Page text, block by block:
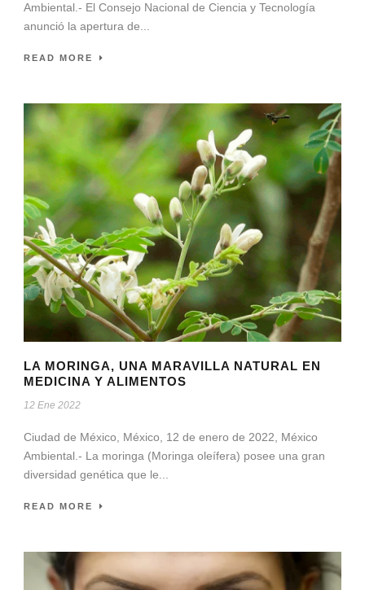
Ambiental.- El Consejo Nacional de Ciencia y Tecnología
anunció la apertura de...
READ MORE
LA MORINGA, UNA MARAVILLA NATURAL EN
MEDICINA Y ALIMENTOS
12 Ene 2022
Ciudad de México, México, 12 de enero de 2022, México
Ambiental.- La moringa (Moringa oleífera) posee una gran
diversidad genética que le...
READ MORE